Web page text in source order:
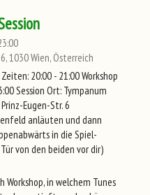
1030 Wien, Österreich
20:00 - 21:00 Workshop
Session Ort: Tympanum
Eugen-Str. 6
anläuten und dann
in die Spiel-
von den beiden vor dir)
Workshop, in welchem Tunes